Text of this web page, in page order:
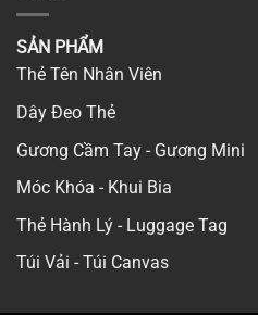
SẢN PHẨM
Thẻ Tên Nhân Viên
Dây Đeo Thẻ
Gương Cầm Tay - Gương Mini
Móc Khóa - Khui Bia
Thẻ Hành Lý - Luggage Tag
Túi Vải - Túi Canvas